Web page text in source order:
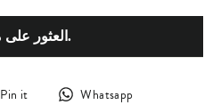
العثور على متجر.
Pin it
Pin
Whatsapp